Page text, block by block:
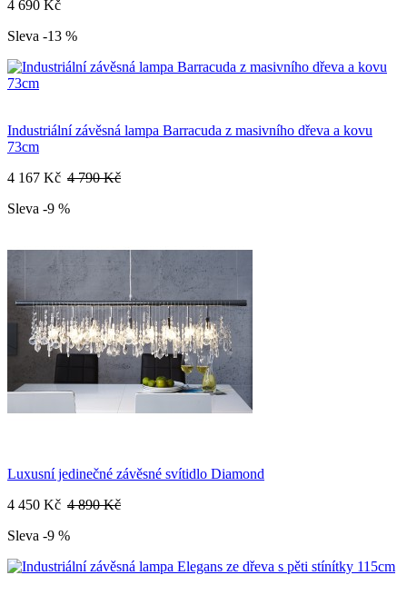
4 690 Kč
Sleva -13 %
Industriální závěsná lampa Barracuda z masivního dřeva a kovu
73cm
4 167 Kč 4 790 Kč
Sleva -9 %
Luxusní jedinečné závěsné svítidlo Diamond
4 450 Kč 4 890 Kč
Sleva -9 %